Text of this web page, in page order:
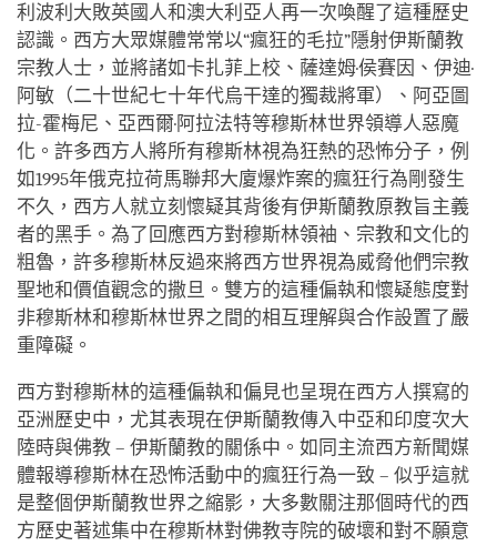
利波利大敗英國人和澳大利亞人再一次喚醒了這種歷史
認識。西方大眾媒體常常以“瘋狂的毛拉”隱射伊斯蘭教
宗教人士，並將諸如卡扎菲上校、薩達姆·侯賽因、伊迪·
阿敏（二十世紀七十年代烏干達的獨裁將軍）、阿亞圖
拉-霍梅尼、亞西爾·阿拉法特等穆斯林世界領導人惡魔
化。許多西方人將所有穆斯林視為狂熱的恐怖分子，例
如1995年俄克拉荷馬聯邦大廈爆炸案的瘋狂行為剛發生
不久，西方人就立刻懷疑其背後有伊斯蘭教原教旨主義
者的黑手。為了回應西方對穆斯林領袖、宗教和文化的
粗魯，許多穆斯林反過來將西方世界視為威脅他們宗教
聖地和價值觀念的撒旦。雙方的這種偏執和懷疑態度對
非穆斯林和穆斯林世界之間的相互理解與合作設置了嚴
重障礙。
西方對穆斯林的這種偏執和偏見也呈現在西方人撰寫的
亞洲歷史中，尤其表現在伊斯蘭教傳入中亞和印度次大
陸時與佛教 – 伊斯蘭教的關係中。如同主流西方新聞媒
體報導穆斯林在恐怖活動中的瘋狂行為一致 – 似乎這就
是整個伊斯蘭教世界之縮影，大多數關注那個時代的西
方歷史著述集中在穆斯林對佛教寺院的破壞和對不願意